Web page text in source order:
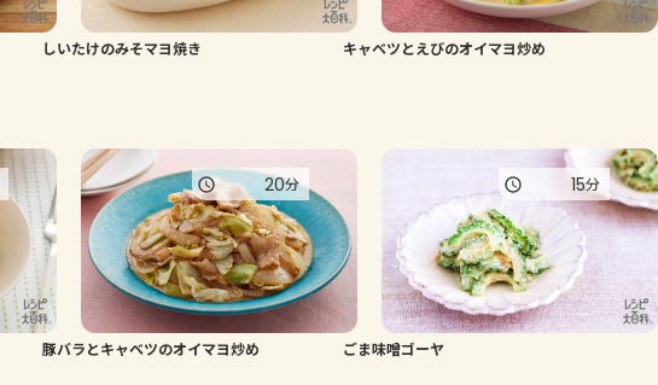
しいたけのみそマヨ焼き キャベツとえびのオイマヨ炒め
豚バラとキャベツのオイマヨ炒め
20分
ごま味噌ゴーヤ
15分